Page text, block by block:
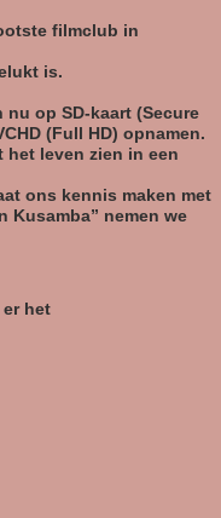
filmclub in
is.
nu op SD-kaart (Secure
(Full HD) opnamen.
het leven zien in een
ons kennis maken met
Kusamba” nemen we
het